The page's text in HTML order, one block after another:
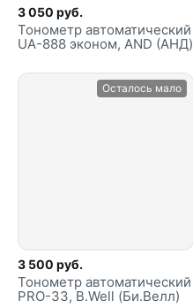
3 050 руб.
Тонометр автоматический
UA-888 эконом, AND (АНД)
Осталось мало
3 500 руб.
Тонометр автоматический
PRO-33, B.Well (Би.Велл)